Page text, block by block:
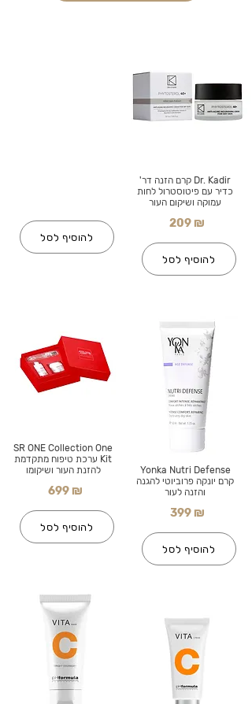
להוסיף לסל
SR ONE Collection One
Kit ערכת טיפוח מתקדמת
להזנת העור ושיקומו
699 ₪
להוסיף לסל
Dr. Kadir קרם הזנה דר'
כדיר עם פיטוסטרול לחות
עמוקה ושיקום העור
209 ₪
להוסיף לסל
Yonka Nutri Defense
קרם יונקה פרוביוטי להגנה
והזנה לעור
399 ₪
להוסיף לסל